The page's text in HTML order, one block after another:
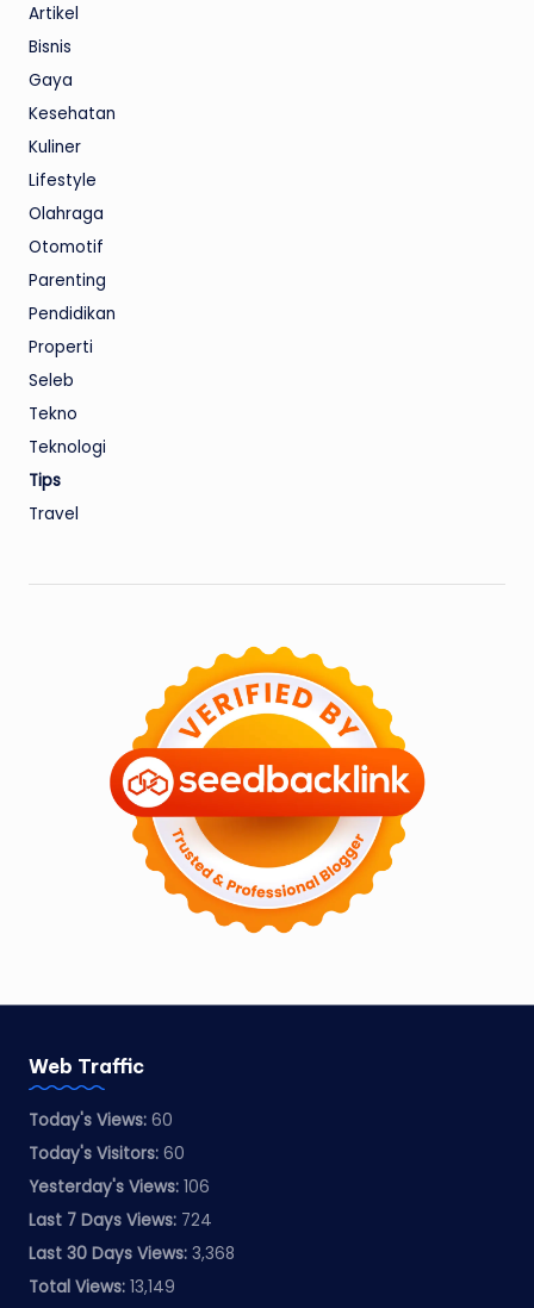
Artikel
Bisnis
Gaya
Kesehatan
Kuliner
Lifestyle
Olahraga
Otomotif
Parenting
Pendidikan
Properti
Seleb
Tekno
Teknologi
Tips
Travel
Web Traffic
Today's Views: 60
Today's Visitors: 60
Yesterday's Views: 106
Last 7 Days Views: 724
Last 30 Days Views: 3,368
Total Views: 13,149